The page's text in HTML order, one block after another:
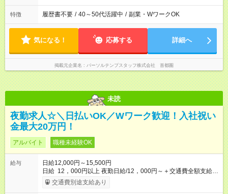
特徴 履歴書不要 / 40～50代活躍中 / 副業・WワークOK
気になる！ 応募する 詳細へ
掲載元企業名 パーソルテンプスタッフ株式会社 首都圏
未読
夜勤求人☆＼日払いOK／Wワーク歓迎！入社祝い
金最大20万円！
アルバイト 職種未経験OK
給与
日給12,000円～15,500円
日給 12，000円以上 夜勤日給/12，000円～＋交通費全額支給 ◆
スタートダッシュに 入社祝金最大200，000円を支給！ 研修手
当(法定研修20時間)：時給1225円×20時間＝24，500円を支給！
交通費別途支給あり